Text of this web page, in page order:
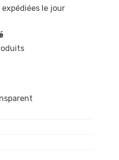
le jour